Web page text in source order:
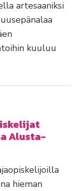
artesaaniksi
kuuluu
Alusta-
hieman